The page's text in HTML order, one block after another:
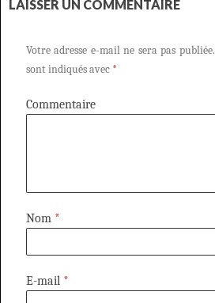
LAISSER UN COMMENTAIRE
Votre adresse e-mail ne sera pas publiée.
sont indiqués avec *
Commentaire
Nom *
E-mail *